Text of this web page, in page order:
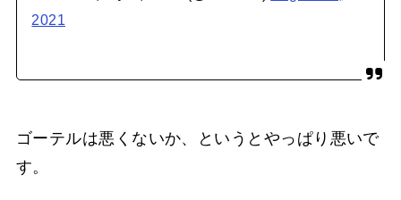
2021
ゴーテルは悪くないか、というとやっぱり悪いで
す。